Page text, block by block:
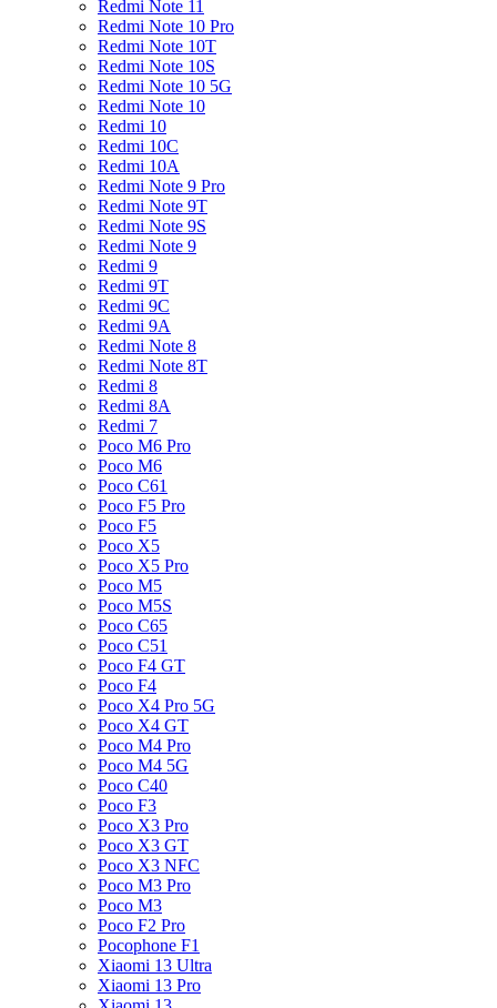
Redmi Note 11
Redmi Note 10 Pro
Redmi Note 10T
Redmi Note 10S
Redmi Note 10 5G
Redmi Note 10
Redmi 10
Redmi 10C
Redmi 10A
Redmi Note 9 Pro
Redmi Note 9T
Redmi Note 9S
Redmi Note 9
Redmi 9
Redmi 9T
Redmi 9C
Redmi 9A
Redmi Note 8
Redmi Note 8T
Redmi 8
Redmi 8A
Redmi 7
Poco M6 Pro
Poco M6
Poco C61
Poco F5 Pro
Poco F5
Poco X5
Poco X5 Pro
Poco M5
Poco M5S
Poco C65
Poco C51
Poco F4 GT
Poco F4
Poco X4 Pro 5G
Poco X4 GT
Poco M4 Pro
Poco M4 5G
Poco C40
Poco F3
Poco X3 Pro
Poco X3 GT
Poco X3 NFC
Poco M3 Pro
Poco M3
Poco F2 Pro
Pocophone F1
Xiaomi 13 Ultra
Xiaomi 13 Pro